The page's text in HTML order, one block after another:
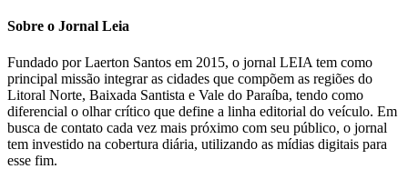
Sobre o Jornal Leia
Fundado por Laerton Santos em 2015, o jornal LEIA tem como
principal missão integrar as cidades que compõem as regiões do
Litoral Norte, Baixada Santista e Vale do Paraíba, tendo como
diferencial o olhar crítico que define a linha editorial do veículo. Em
busca de contato cada vez mais próximo com seu público, o jornal
tem investido na cobertura diária, utilizando as mídias digitais para
esse fim.